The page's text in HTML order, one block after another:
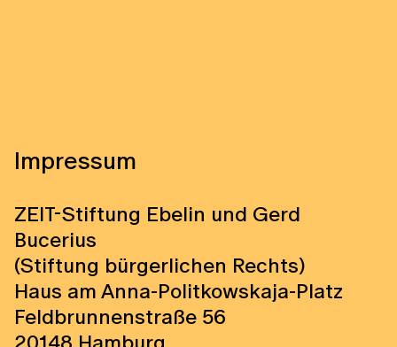
Impressum
ZEIT-Stiftung Ebelin und Gerd
Bucerius
(Stiftung bürgerlichen Rechts)
Haus am Anna-Politkowskaja-Platz
Feldbrunnenstraße 56